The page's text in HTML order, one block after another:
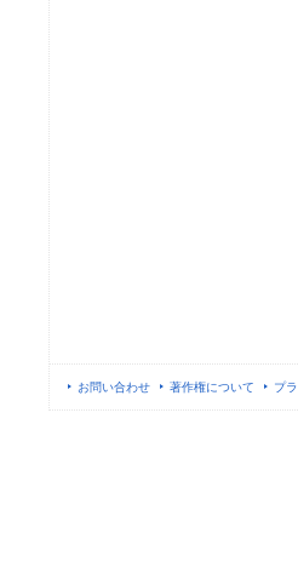
お問い合わせ 著作権について プ